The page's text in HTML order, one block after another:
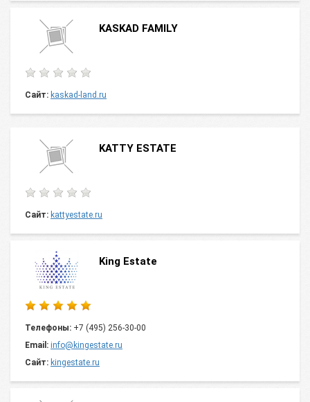
KASKAD FAMILY
Сайт: kaskad-land.ru
KATTY ESTATE
Сайт: kattyestate.ru
King Estate
Телефоны: +7 (495) 256-30-00
Email: info@kingestate.ru
Сайт: kingestate.ru